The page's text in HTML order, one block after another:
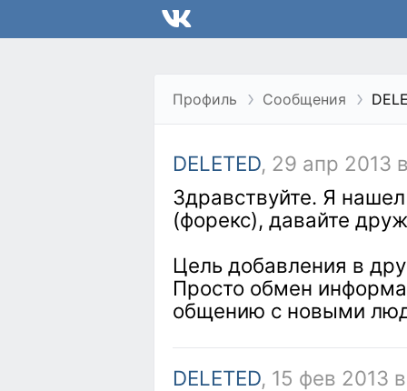
Профиль Сообщения
DELETED, 29 апр 2013
Здравствуйте. Я
(форекс), давайте
Цель добавления в
Просто обмен
общению с новыми
DELETED, 15 фев 2013